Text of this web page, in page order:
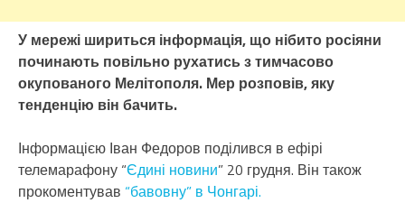
У мережі шириться інформація, що нібито росіяни
починають повільно рухатись з тимчасово
окупованого Мелітополя. Мер розповів, яку
тенденцію він бачить.
Інформацією Іван Федоров поділився в ефірі
телемарафону “Єдині новини” 20 грудня. Він також
прокоментував “бавовну” в Чонгарі.